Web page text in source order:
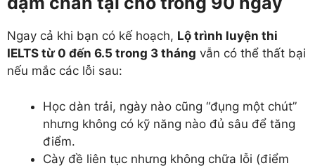
Ngay cả khi bạn có kế hoạch, Lộ trình luyện thi
IELTS từ 0 đến 6.5 trong 3 tháng vẫn có thể thất bại
nếu mắc các lỗi sau:
Học dàn trải, ngày nào cũng “đụng một chút”
nhưng không có kỹ năng nào đủ sâu để tăng
điểm.
Cày đề liên tục nhưng không chữa lỗi (điểm